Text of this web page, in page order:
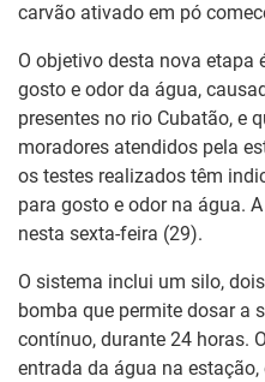
carvão ativado em pó
O objetivo desta nova
gosto e odor da água,
presentes no rio Cubatão, e
moradores atendidos pela
os testes realizados têm
para gosto e odor na água.
nesta sexta-feira (29).
O sistema inclui um silo,
bomba que permite dosar a
contínuo, durante 24 horas.
entrada da água na